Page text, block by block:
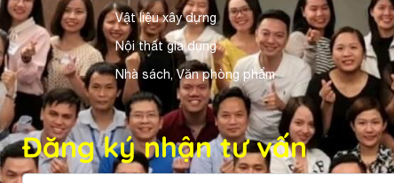
Vật liệu xây dựng
Nội thất gia dụng
Nhà sách, Văn phòng phẩm
Đăng ký nhận tư vấn